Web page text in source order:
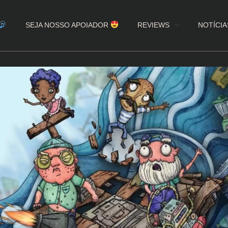
SEJA NOSSO APOIADOR REVIEWS